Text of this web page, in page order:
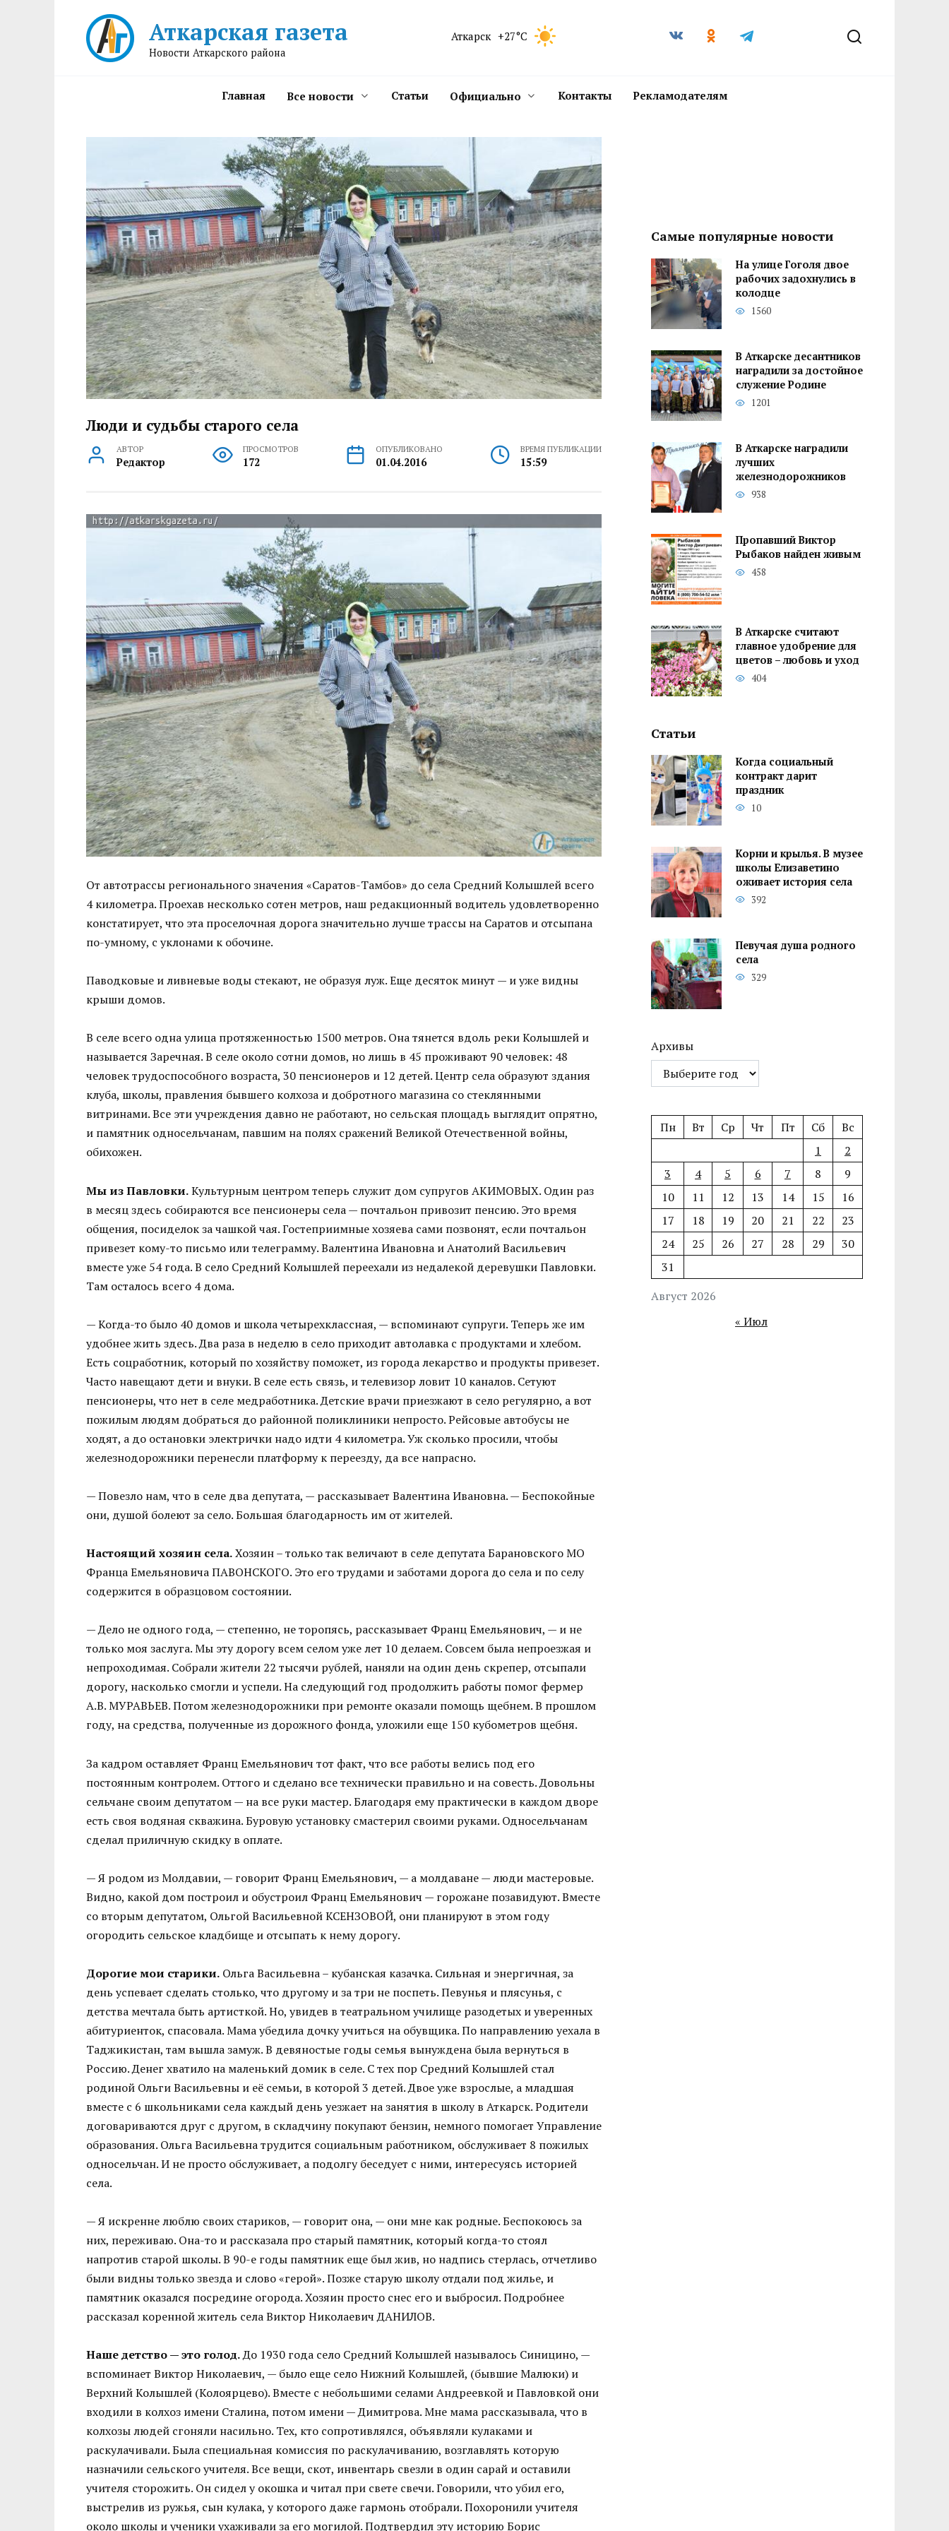
Аткарская газета
Новости Аткарского района
Аткарск +27°C
Главная Все новости Статьи Официально Контакты Рекламодателям
Люди и судьбы старого села
АВТОР
Редактор
ПРОСМОТРОВ
172
ОПУБЛИКОВАНО
01.04.2016
ВРЕМЯ ПУБЛИКАЦИИ
15:59
От автотрассы регионального значения «Саратов-Тамбов» до села Средний Колышлей всего
4 километра. Проехав несколько сотен метров, наш редакционный водитель удовлетворенно
констатирует, что эта проселочная дорога значительно лучше трассы на Саратов и отсыпана
по-умному, с уклонами к обочине.
Паводковые и ливневые воды стекают, не образуя луж. Еще десяток минут — и уже видны
крыши домов.
В селе всего одна улица протяженностью 1500 метров. Она тянется вдоль реки Колышлей и
называется Заречная. В селе около сотни домов, но лишь в 45 проживают 90 человек: 48
человек трудоспособного возраста, 30 пенсионеров и 12 детей. Центр села образуют здания
клуба, школы, правления бывшего колхоза и добротного магазина со стеклянными
витринами. Все эти учреждения давно не работают, но сельская площадь выглядит опрятно,
и памятник односельчанам, павшим на полях сражений Великой Отечественной войны,
обихожен.
Мы из Павловки.Культурным центром теперь служит дом супругов АКИМОВЫХ. Один раз
в месяц здесь собираются все пенсионеры села — почтальон привозит пенсию. Это время
общения, посиделок за чашкой чая. Гостеприимные хозяева сами позвонят, если почтальон
привезет кому-то письмо или телеграмму. Валентина Ивановна и Анатолий Васильевич
вместе уже 54 года. В село Средний Колышлей переехали из недалекой деревушки Павловки.
Там осталось всего 4 дома.
— Когда-то было 40 домов и школа четырехклассная, — вспоминают супруги. Теперь же им
удобнее жить здесь. Два раза в неделю в село приходит автолавка с продуктами и хлебом.
Есть соцработник, который по хозяйству поможет, из города лекарство и продукты привезет.
Часто навещают дети и внуки. В селе есть связь, и телевизор ловит 10 каналов. Сетуют
пенсионеры, что нет в селе медработника. Детские врачи приезжают в село регулярно, а вот
пожилым людям добраться до районной поликлиники непросто. Рейсовые автобусы не
ходят, а до остановки электрички надо идти 4 километра. Уж сколько просили, чтобы
железнодорожники перенесли платформу к переезду, да все напрасно.
— Повезло нам, что в селе два депутата, — рассказывает Валентина Ивановна. — Беспокойные
они, душой болеют за село. Большая благодарность им от жителей.
Настоящий хозяин села.Хозяин – только так величают в селе депутата Барановского МО
Франца Емельяновича ПАВОНСКОГО. Это его трудами и заботами дорога до села и по селу
содержится в образцовом состоянии.
— Дело не одного года, — степенно, не торопясь, рассказывает Франц Емельянович, — и не
только моя заслуга. Мы эту дорогу всем селом уже лет 10 делаем. Совсем была непроезжая и
непроходимая. Собрали жители 22 тысячи рублей, наняли на один день скрепер, отсыпали
дорогу, насколько смогли и успели. На следующий год продолжить работы помог фермер
А.В. МУРАВЬЕВ. Потом железнодорожники при ремонте оказали помощь щебнем. В прошлом
году, на средства, полученные из дорожного фонда, уложили еще 150 кубометров щебня.
За кадром оставляет Франц Емельянович тот факт, что все работы велись под его
постоянным контролем. Оттого и сделано все технически правильно и на совесть. Довольны
сельчане своим депутатом — на все руки мастер. Благодаря ему практически в каждом дворе
есть своя водяная скважина. Буровую установку смастерил своими руками. Односельчанам
сделал приличную скидку в оплате.
— Я родом из Молдавии, — говорит Франц Емельянович, — а молдаване — люди мастеровые.
Видно, какой дом построил и обустроил Франц Емельянович — горожане позавидуют. Вместе
со вторым депутатом, Ольгой Васильевной КСЕНЗОВОЙ, они планируют в этом году
огородить сельское кладбище и отсыпать к нему дорогу.
Дорогие мои старики. Ольга Васильевна – кубанская казачка. Сильная и энергичная, за
день успевает сделать столько, что другому и за три не поспеть. Певунья и плясунья, с
детства мечтала быть артисткой. Но, увидев в театральном училище разодетых и уверенных
абитуриенток, спасовала. Мама убедила дочку учиться на обувщика. По направлению уехала в
Таджикистан, там вышла замуж. В девяностые годы семья вынуждена была вернуться в
Россию. Денег хватило на маленький домик в селе. С тех пор Средний Колышлей стал
родиной Ольги Васильевны и её семьи, в которой 3 детей. Двое уже взрослые, а младшая
вместе с 6 школьниками села каждый день уезжает на занятия в школу в Аткарск. Родители
договариваются друг с другом, в складчину покупают бензин, немного помогает Управление
образования. Ольга Васильевна трудится социальным работником, обслуживает 8 пожилых
односельчан. И не просто обслуживает, а подолгу беседует с ними, интересуясь историей
села.
— Я искренне люблю своих стариков, — говорит она, — они мне как родные. Беспокоюсь за
них, переживаю. Она-то и рассказала про старый памятник, который когда-то стоял
напротив старой школы. В 90-е годы памятник еще был жив, но надпись стерлась, отчетливо
были видны только звезда и слово «герой». Позже старую школу отдали под жилье, и
памятник оказался посредине огорода. Хозяин просто снес его и выбросил. Подробнее
рассказал коренной житель села Виктор Николаевич ДАНИЛОВ.
Наше детство — это голод.До 1930 года село Средний Колышлей называлось Синицино, —
вспоминает Виктор Николаевич, — было еще село Нижний Колышлей, (бывшие Малюки) и
Верхний Колышлей (Колоярцево). Вместе с небольшими селами Андреевкой и Павловкой они
входили в колхоз имени Сталина, потом имени — Димитрова. Мне мама рассказывала, что в
колхозы людей сгоняли насильно. Тех, кто сопротивлялся, объявляли кулаками и
раскулачивали. Была специальная комиссия по раскулачиванию, возглавлять которую
назначили сельского учителя. Все вещи, скот, инвентарь свезли в один сарай и оставили
учителя сторожить. Он сидел у окошка и читал при свете свечи. Говорили, что убил его,
выстрелив из ружья, сын кулака, у которого даже гармонь отобрали. Похоронили учителя
около школы и ученики ухаживали за его могилой. Подтвердил эту историю Борис
Самые популярные новости
На улице Гоголя двое
рабочих задохнулись в
колодце
1560
В Аткарске десантников
наградили за достойное
служение Родине
1201
В Аткарске наградили
лучших
железнодорожников
938
Пропавший Виктор
Рыбаков найден живым
458
В Аткарске считают
главное удобрение для
цветов – любовь и уход
404
Статьи
Когда социальный
контракт дарит
праздник
10
Корни и крылья. В музее
школы Елизаветино
оживает история села
392
Певучая душа родного
села
329
Архивы
Август 2026
Пн Вт Ср Чт Пт Сб
Вс
1
2
3
4 5 6 7 8
9
10
11 12 13 14 15
16
17
18 19 20 21 22
23
24
25 26 27 28 29
30
31
« Июл